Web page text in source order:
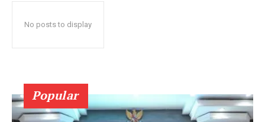
No posts to display
Popular